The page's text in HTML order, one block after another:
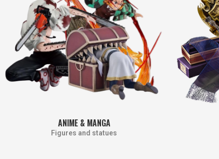
ANIME & MANGA
Figures and statues